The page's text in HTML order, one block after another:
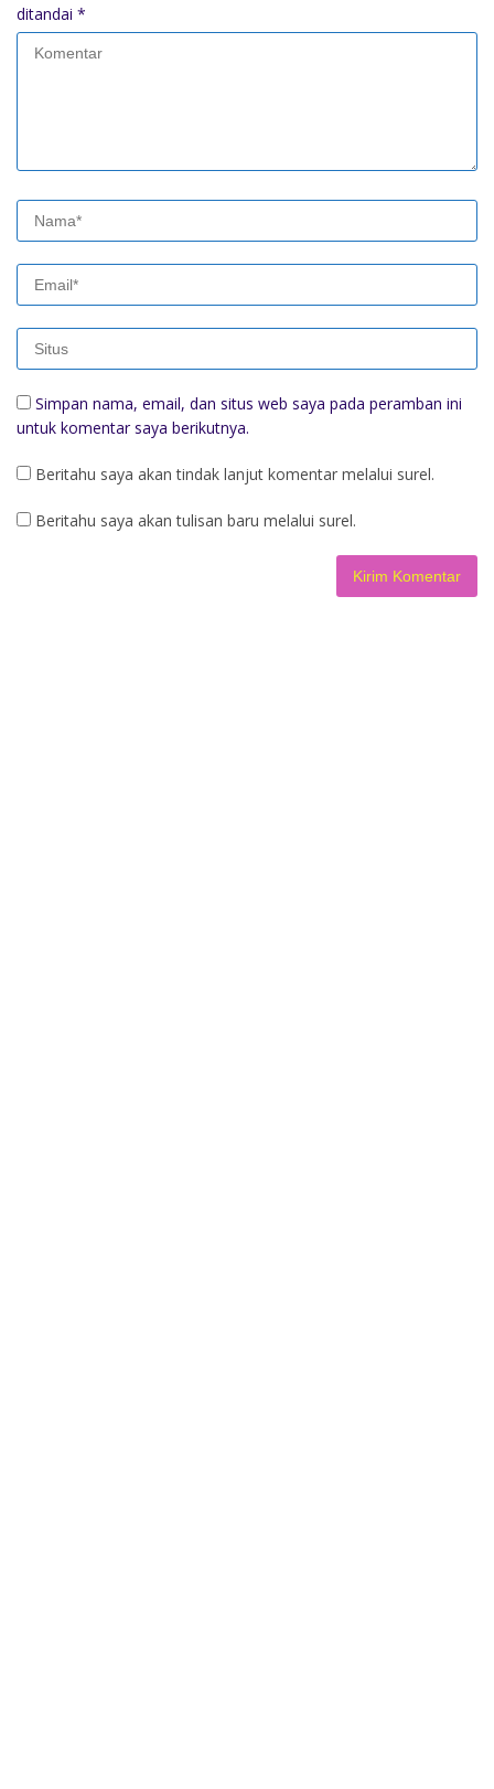
ditandai *
Simpan nama, email, dan situs web saya pada peramban ini
untuk komentar saya berikutnya.
Beritahu saya akan tindak lanjut komentar melalui surel.
Beritahu saya akan tulisan baru melalui surel.